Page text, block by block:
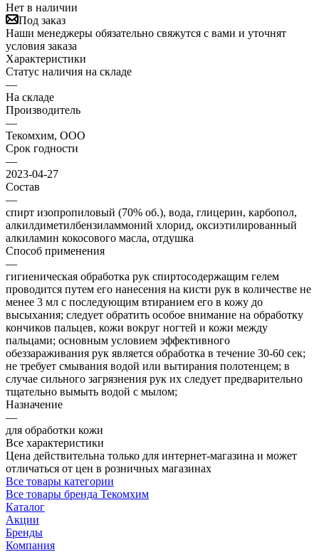
Нет в наличии
Под заказ
Наши менеджеры обязательно свяжутся с вами и уточнят
условия заказа
Характеристики
Статус наличия на складе
—
На складе
Производитель
—
Текомхим, ООО
Срок годности
—
2023-04-27
Состав
—
спирт изопропиловый (70% об.), вода, глицерин, карбопол,
алкилдиметилбензиламмоний хлорид, оксиэтилированный
алкиламин кокосового масла, отдушка
Способ применения
—
гигиеническая обработка рук спиртосодержащим гелем
проводится путем его нанесения на кисти рук в количестве не
менее 3 мл с последующим втиранием его в кожу до
высыхания; следует обратить особое внимание на обработку
кончиков пальцев, кожи вокруг ногтей и кожи между
пальцами; основным условием эффективного
обеззараживания рук является обработка в течение 30-60 сек;
не требует смывания водой или вытирания полотенцем; в
случае сильного загрязнения рук их следует предварительно
тщательно вымыть водой с мылом;
Назначение
—
для обработки кожи
Все характеристики
Цена действительна только для интернет-магазина и может
отличаться от цен в розничных магазинах
Все товары категории
Все товары бренда Текомхим
Каталог
Акции
Бренды
Компания